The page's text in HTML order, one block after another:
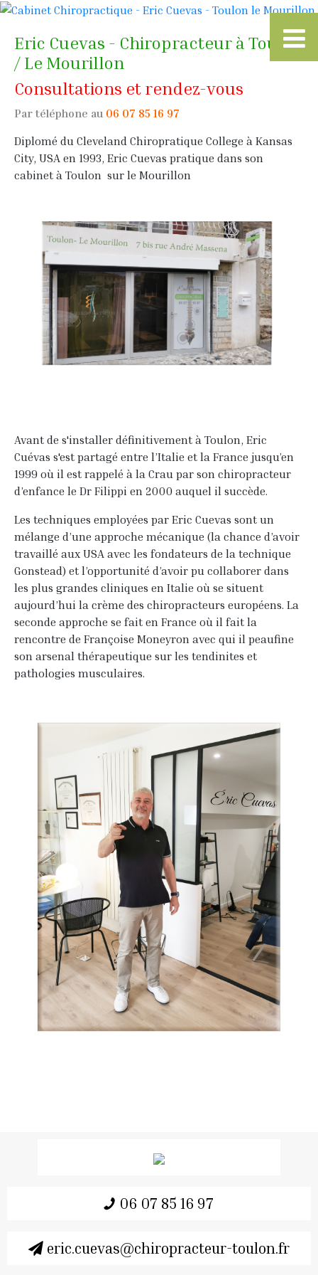
Eric Cuevas - Chiropracteur à Toulon
/ Le Mourillon
Consultations et rendez-vous
Par téléphone au 06 07 85 16 97
Diplomé du Cleveland Chiropratique College à Kansas
City, USA en 1993, Eric Cuevas pratique dans son
cabinet à Toulon sur le Mourillon
Avant de s'installer définitivement à Toulon, Eric
Cuévas s'est partagé entre l’Italie et la France jusqu’en
1999 où il est rappelé à la Crau par son chiropracteur
d’enfance le Dr Filippi en 2000 auquel il succède.
Les techniques employées par Eric Cuevas sont un
mélange d’une approche mécanique (la chance d’avoir
travaillé aux USA avec les fondateurs de la technique
Gonstead) et l’opportunité d’avoir pu collaborer dans
les plus grandes cliniques en Italie où se situent
aujourd’hui la crème des chiropracteurs européens. La
seconde approche se fait en France où il fait la
rencontre de Françoise Moneyron avec qui il peaufine
son arsenal thérapeutique sur les tendinites et
pathologies musculaires.
06 07 85 16 97
eric.cuevas@chiropracteur-toulon.fr